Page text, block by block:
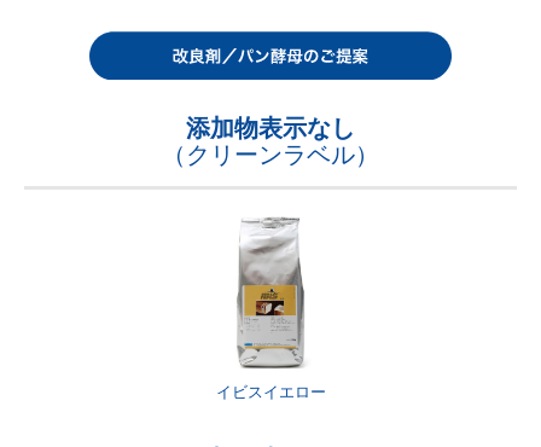
添加物表示なし
（クリーンラベル）
イビスイエロー